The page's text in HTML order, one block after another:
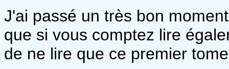
J'ai passé un très bon
que si vous comptez lire
de ne lire que ce premier